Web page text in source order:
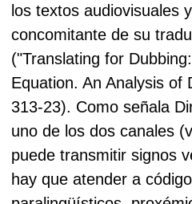
los textos audiovisuales
concomitante de su
("Translating for
Equation. An Analysis of
313-23). Como señala
uno de los dos canales
puede transmitir signos
hay que atender a